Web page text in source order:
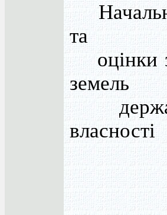
та
оцінки
земель